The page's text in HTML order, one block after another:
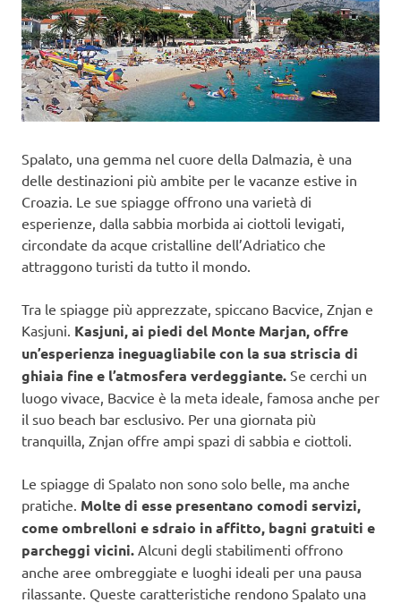
Spalato, una gemma nel cuore della Dalmazia, è una
delle destinazioni più ambite per le vacanze estive in
Croazia. Le sue spiagge offrono una varietà di
esperienze, dalla sabbia morbida ai ciottoli levigati,
circondate da acque cristalline dell’Adriatico che
attraggono turisti da tutto il mondo.
Tra le spiagge più apprezzate, spiccano Bacvice, Znjan e
Kasjuni. Kasjuni, ai piedi del Monte Marjan, offre
un’esperienza ineguagliabile con la sua striscia di
ghiaia fine e l’atmosfera verdeggiante. Se cerchi un
luogo vivace, Bacvice è la meta ideale, famosa anche per
il suo beach bar esclusivo. Per una giornata più
tranquilla, Znjan offre ampi spazi di sabbia e ciottoli.
Le spiagge di Spalato non sono solo belle, ma anche
pratiche. Molte di esse presentano comodi servizi,
come ombrelloni e sdraio in affitto, bagni gratuiti e
parcheggi vicini. Alcuni degli stabilimenti offrono
anche aree ombreggiate e luoghi ideali per una pausa
rilassante. Queste caratteristiche rendono Spalato una